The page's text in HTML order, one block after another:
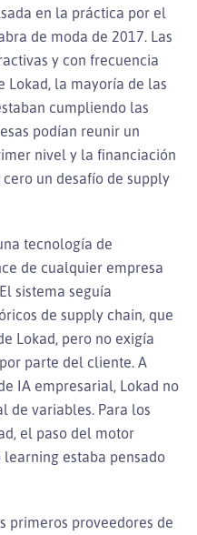
en la práctica por el
de moda de 2017. Las
y con frecuencia
Lokad, la mayoría de las
cumpliendo las
podían reunir un
nivel y la financiación
un desafío de supply
tecnología de
de cualquier empresa
sistema seguía
de supply chain, que
Lokad, pero no exigía
parte del cliente. A
IA empresarial, Lokad no
de variables. Para los
el paso del motor
estaba pensado
primeros proveedores de